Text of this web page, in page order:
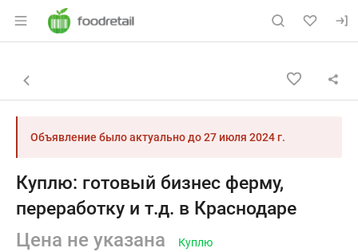
Раздел навигации по сайту
Объявление: Куплю: готовый
Навигация и управление объявлением
Назад к списку объявлений
Объявление было актуально до27 июля 2024 г.
Куплю: готовый бизнес ферму,
переработку и т.д. в Краснодаре
Цена не указана Куплю